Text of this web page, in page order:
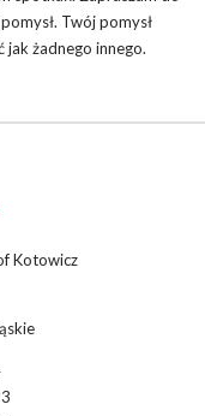
Twój pomysł
żadnego innego.
Kotowicz